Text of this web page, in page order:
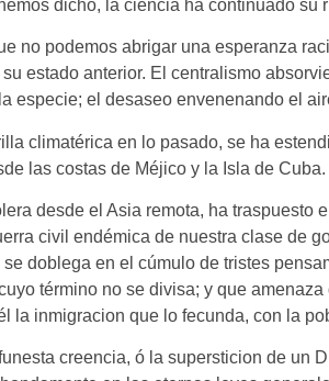
dicho, la ciencia ha continuado su
no podemos abrigar una esperanza
estado anterior. El centralismo
especie; el desaseo envenenando el
climatérica en lo pasado, se ha
las costas de Méjico y la Isla de
desde el Asia remota, ha traspuesto
civil endémica de nuestra clase de
se doblega en el cúmulo de tristes
término no se divisa; y que
la inmigracion que lo fecunda, con la
creencia, ó la supersticion de un